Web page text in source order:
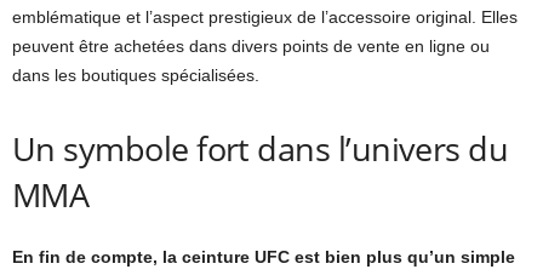
emblématique et l’aspect prestigieux de l’accessoire original. Elles
peuvent être achetées dans divers points de vente en ligne ou
dans les boutiques spécialisées.
Un symbole fort dans l’univers du
MMA
En fin de compte, la ceinture UFC est bien plus qu’un simple